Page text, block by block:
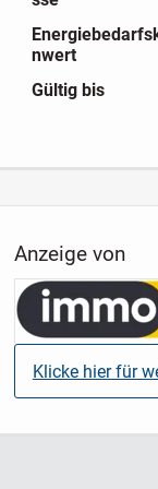
Platz für
obliegt zur Zeit
nwert
Gültig bis
Anzeige von
Klicke hier für